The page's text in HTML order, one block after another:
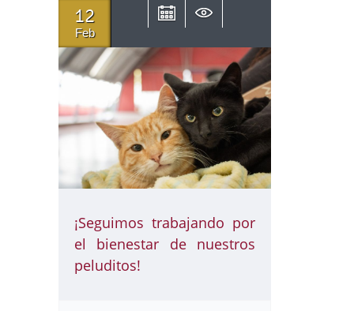
12
Feb
¡Seguimos trabajando por
el bienestar de nuestros
peluditos!